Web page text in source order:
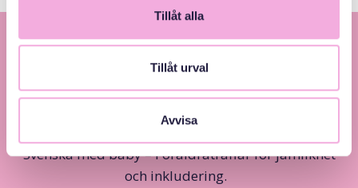
Tillåt alla
Tillåt urval
Avvisa
Svenska med baby – Föräldraträffar för jämlikhet
och inkludering.